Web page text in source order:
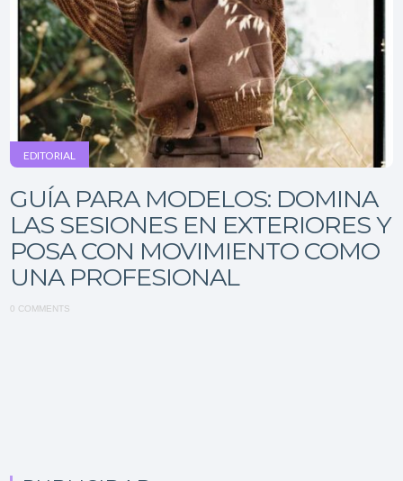
EDITORIAL
GUÍA PARA MODELOS: DOMINA
LAS SESIONES EN EXTERIORES Y
POSA CON MOVIMIENTO COMO
UNA PROFESIONAL
0 COMMENTS